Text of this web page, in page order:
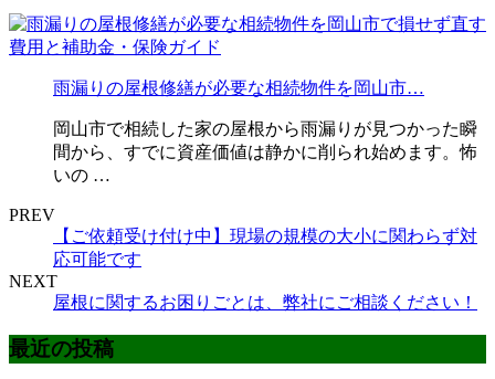
雨漏りの屋根修繕が必要な相続物件を岡山市…
岡山市で相続した家の屋根から雨漏りが見つかった瞬
間から、すでに資産価値は静かに削られ始めます。怖
いの …
PREV
【ご依頼受け付け中】現場の規模の大小に関わらず対
応可能です
NEXT
屋根に関するお困りごとは、弊社にご相談ください！
最近の投稿